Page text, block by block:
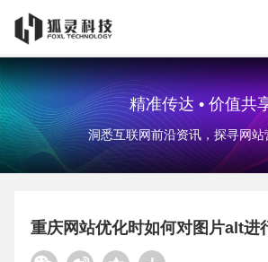
精准传达 • 价值共
洞悉互联网前沿资讯，探寻网站
重庆网站优化时如何对图片alt进